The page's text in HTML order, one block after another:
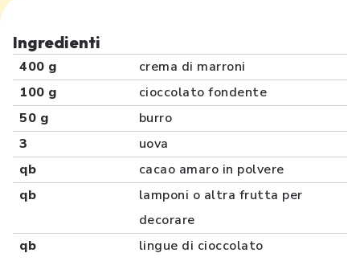
Ingredienti
400 g
crema di marroni
100 g
cioccolato fondente
50 g
burro
3
uova
qb
cacao amaro in polvere
qb
lamponi o altra frutta per
decorare
qb
lingue di cioccolato